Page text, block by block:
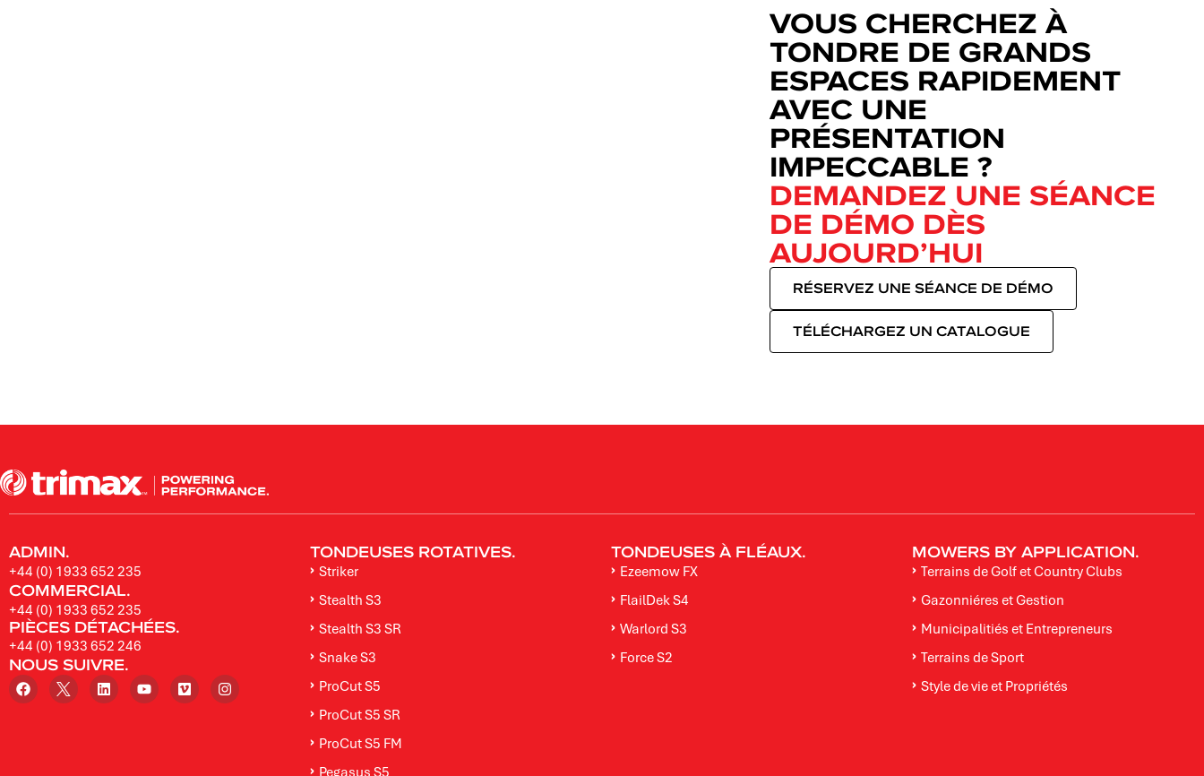
VOUS CHERCHEZ À
TONDRE DE GRANDS
ESPACES RAPIDEMENT
AVEC UNE
PRÉSENTATION
IMPECCABLE ?
DEMANDEZ UNE SÉANCE
DE DÉMO DÈS
AUJOURD’HUI
RÉSERVEZ UNE SÉANCE DE DÉMO
TÉLÉCHARGEZ UN CATALOGUE
ADMIN.
+44 (0) 1933 652 235
COMMERCIAL.
+44 (0) 1933 652 235
PIÈCES DÉTACHÉES.
+44 (0) 1933 652 246
NOUS SUIVRE.
TONDEUSES ROTATIVES​.
Striker
Stealth S3
Stealth S3 SR
Snake S3
ProCut S5
ProCut S5 SR
ProCut S5 FM
Pegasus S5
TONDEUSES À FLÉAUX.
Ezeemow FX
FlailDek S4
Warlord S3
Force S2
MOWERS BY APPLICATION.
Terrains de Golf et Country Clubs
Gazonniéres et Gestion
Municipalitiés et Entrepreneurs
Terrains de Sport
Style de vie et Propriétés